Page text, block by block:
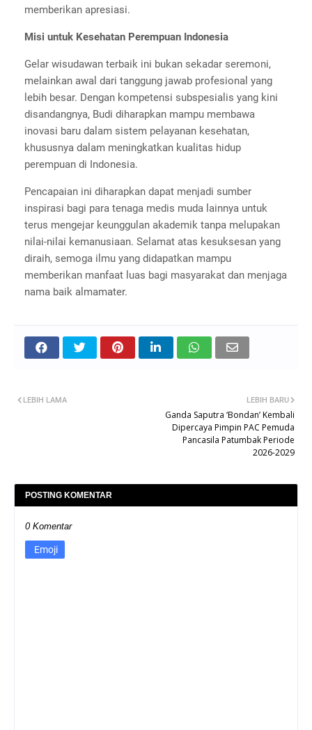
memberikan apresiasi.
Misi untuk Kesehatan Perempuan Indonesia
Gelar wisudawan terbaik ini bukan sekadar seremoni,
melainkan awal dari tanggung jawab profesional yang
lebih besar. Dengan kompetensi subspesialis yang kini
disandangnya, Budi diharapkan mampu membawa
inovasi baru dalam sistem pelayanan kesehatan,
khususnya dalam meningkatkan kualitas hidup
perempuan di Indonesia.
Pencapaian ini diharapkan dapat menjadi sumber
inspirasi bagi para tenaga medis muda lainnya untuk
terus mengejar keunggulan akademik tanpa melupakan
nilai-nilai kemanusiaan. Selamat atas kesuksesan yang
diraih, semoga ilmu yang didapatkan mampu
memberikan manfaat luas bagi masyarakat dan menjaga
nama baik almamater.
LEBIH BARU
Ganda Saputra ‘Bondan’ Kembali
Dipercaya Pimpin PAC Pemuda
Pancasila Patumbak Periode
2026-2029
LEBIH LAMA
POSTING KOMENTAR
0 Komentar
Emoji